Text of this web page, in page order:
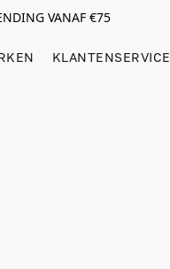
VANAF €75
KLANTENSERVICE